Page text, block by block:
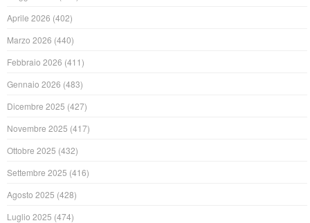
Aprile 2026 (402)
Marzo 2026 (440)
Febbraio 2026 (411)
Gennaio 2026 (483)
Dicembre 2025 (427)
Novembre 2025 (417)
Ottobre 2025 (432)
Settembre 2025 (416)
Agosto 2025 (428)
Luglio 2025 (474)